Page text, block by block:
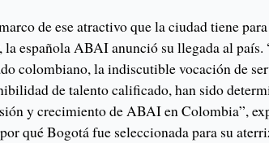
de ese atractivo que la ciudad tiene
la española ABAI anunció su llegada al
colombiano, la indiscutible vocación de
de talento calificado, han sido
y crecimiento de ABAI en Colombia”,
qué Bogotá fue seleccionada para su